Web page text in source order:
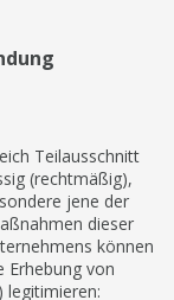
Teilausschnitt
(rechtmäßig),
jene der
dieser
können
Erhebung von
legitimieren: